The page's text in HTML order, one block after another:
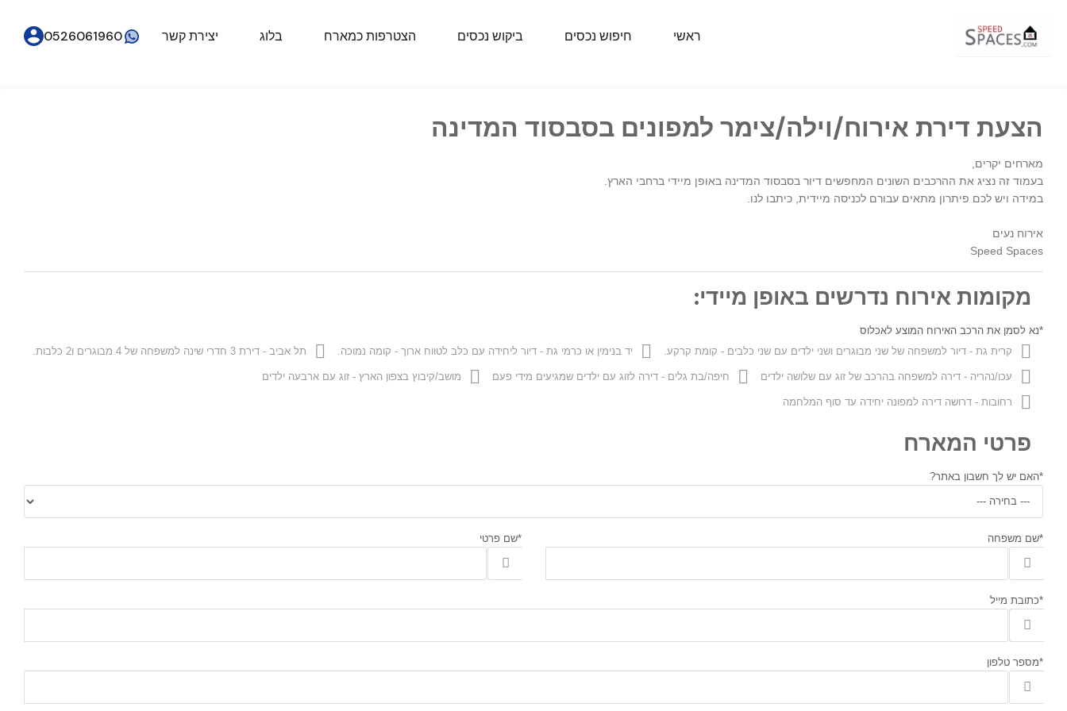
ראשי חיפוש נכסים ביקוש נכסים הצטרפות כמארח בלוג יצירת קשר 0526061960
הצעת דירת אירוח/וילה/צימר למפונים בסבסוד המדינה
מארחים יקרים,
בעמוד זה נציג את ההרכבים השונים המחפשים דיור בסבסוד המדינה באופן מיידי ברחבי הארץ.
במידה ויש לכם פיתרון מתאים עבורם לכניסה מיידית, כיתבו לנו.
אירוח נעים
Speed Spaces
מקומות אירוח נדרשים באופן מיידי:
*נא לסמן את הרכב האירוח המוצע לאכלוס
קרית גת - דיור למשפחה של שני מבוגרים ושני ילדים עם שני כלבים - קומת קרקע.
יד בנימין או כרמי גת - דיור ליחידה עם כלב לטווח ארוך - קומה נמוכה. תל אביב - דירת 3 חדרי שינה למשפחה של 4 מבוגרים ו2 כלבות.
עכו/נהריה - דירה למשפחה בהרכב של זוג עם שלושה ילדים חיפה/בת גלים - דירה לזוג עם ילדים שמגיעים מידי פעם מושב/קיבוץ בצפון הארץ - זוג עם ארבעה ילדים
רחובות - דרושה דירה למפונה יחידה עד סוף המלחמה
פרטי המארח
*האם יש לך חשבון באתר?
*שם משפחה *שם פרטי
*כתובת מייל
*מספר טלפון